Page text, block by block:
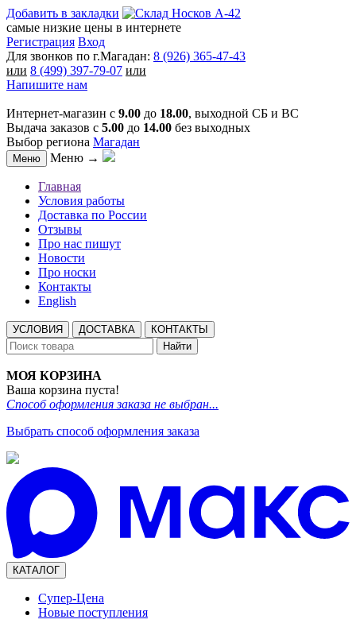
Добавить в закладки
самые низкие цены в интернете
Регистрация Вход
Для звонков по г.Магадан: 8 (926) 365-47-43
или 8 (499) 397-79-07 или
Напишите нам
Интернет-магазин с 9.00 до 18.00, выходной СБ и ВС
Выдача заказов с 5.00 до 14.00 без выходных
Выбор региона Магадан
Меню Меню →
Главная
Условия работы
Доставка по России
Отзывы
Про нас пишут
Новости
Про носки
Контакты
English
УСЛОВИЯ ДОСТАВКА
КОНТАКТЫ
Найти
МОЯ КОРЗИНА
Ваша корзина пуста!
Способ оформления заказа не выбран...
Выбрать способ оформления заказа
КАТАЛОГ
Супер-Цена
Новые поступления